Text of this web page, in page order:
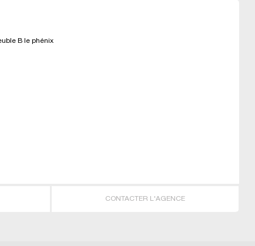
B le phénix
CONTACTER L'AGENCE